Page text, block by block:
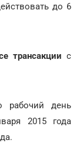
до 6
трансакции с
рабочий день
2015 года